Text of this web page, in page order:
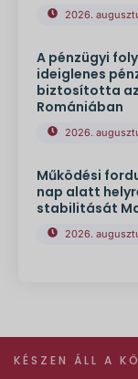
2026.
A pénzügyi
ideiglenes
biztosította
Romániában
2026.
Működési
nap alatt
stabilitását
2026.
KÉSZEN ÁLL A